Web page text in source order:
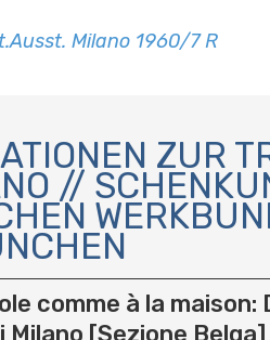
Milano 1960/7 R
ZUR
//
comme à la maison:
Milano [Sezione Belga]